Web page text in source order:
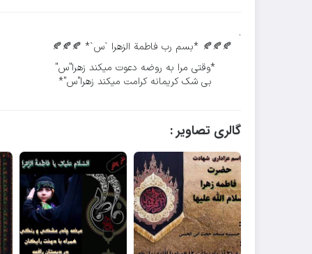
.
🍂🍂🍂 *بسم رب فاطمة الزهرا `س`* 🍂🍂🍂
*وقتی مرا به روضه دعوت میکند زهرا"س"
بی شک کریمانه کرامت میکند زهرا"س"*
گالری تصاویر :